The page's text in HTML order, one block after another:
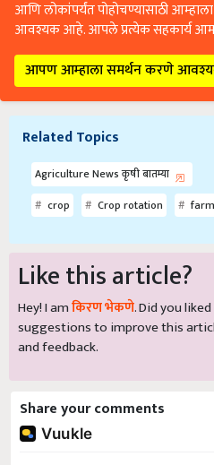
आणि लोकांपर्यंत पोहोचण्यासाठी
आवश्यक आहे. आपले प्रत्येक सहकार्य
आपण आम्हाला समर्थन करणे
Related Topics
Agriculture News कृषी बातम्या
crop
Crop rotation
Like this article?
Hey! I amकिरण भेकणे. Did you
suggestions to improve this
and feedback.
Share your comments